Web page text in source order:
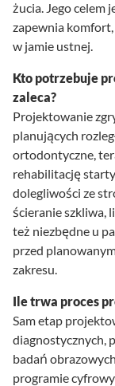
żucia. Jego celem
zapewnia
w jamie ustnej.
Kto potrzebuje
zaleca?
Projektowanie
planujących
ortodontyczne,
rehabilitację
dolegliwości ze
ścieranie szkliwa,
też niezbędne u
przed
zakresu.
Ile trwa proces
Sam etap
diagnostycznych,
badań
programie